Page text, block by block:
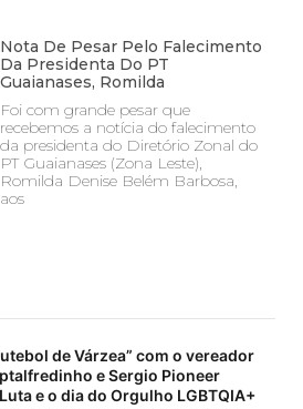
Nota De Pesar Pelo Falecimento
Da Presidenta Do PT
Guaianases, Romilda
Foi com grande pesar que
recebemos a notícia do falecimento
da presidenta do Diretório Zonal do
PT Guaianases (Zona Leste),
Romilda Denise Belém Barbosa,
aos
de Várzea” com o vereador
e Sergio Pioneer
e o dia do Orgulho LGBTQIA+